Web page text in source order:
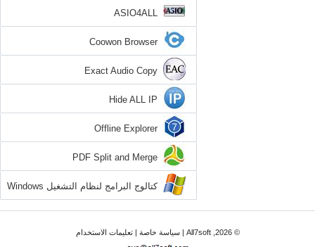
ASIO4ALL
Coowon Browser
Exact Audio Copy
Hide ALL IP
Offline Explorer
PDF Split and Merge
كتالوج البرامج لنظام التشغيل Windows
7
© 2026, All7soft | سياسة خاصة|تعليمات الاستخدام